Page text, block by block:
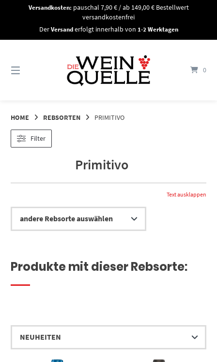
Versandkosten: pauschal 7,90 € / ab 149,00 € Bestellwert
versandkostenfrei
DerVersanderfolgt innerhalb von 1-2 Werktagen
0
HOME REBSORTEN PRIMITIVO
Primitivo
Text ausklappen
Produkte mit dieser Rebsorte:
Filter